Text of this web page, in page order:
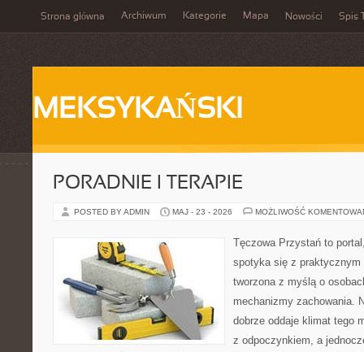
Strona główna Archiwum Kategorie Mapa Nowości Spis
MEKSYKAŃSKI
PORADNIE I TERAPIE
POSTED BY ADMIN MAJ - 23 - 2026 MOŻLIWOŚĆ
Tęczowa Przystań to
spotyka się z praktycznym
tworzona z myślą o
mechanizmy zachowania.
dobrze oddaje klimat tego
z odpoczynkiem, a